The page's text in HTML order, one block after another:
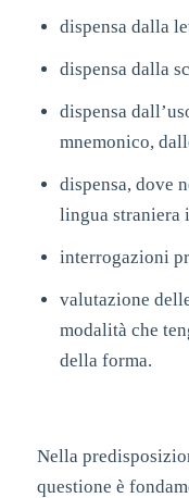
dispensa dalla
dispensa dalla
dispensa
mnemonico,
dispensa, dove
lingua straniera
interrogazioni
valutazione
modalità che
della forma.
Nella
questione è